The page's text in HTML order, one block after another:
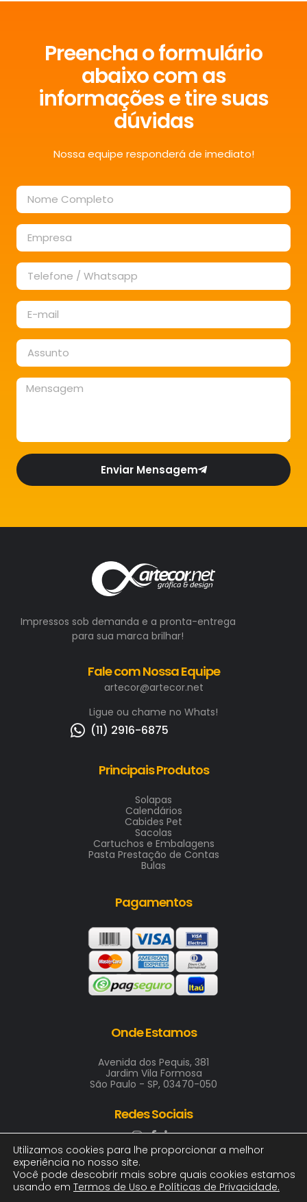
Preencha o formulário
abaixo com as
informações e tire suas
dúvidas
Nossa equipe responderá de imediato!
Enviar Mensagem
Impressos sob demanda e a pronta-entrega
para sua marca brilhar!
Fale com Nossa Equipe
artecor@artecor.net
Ligue ou chame no Whats!
(11) 2916-6875
Principais Produtos
Solapas
Calendários
Cabides Pet
Sacolas
Cartuchos e Embalagens
Pasta Prestação de Contas
Bulas
Pagamentos
Onde Estamos
Avenida dos Pequis, 381
Jardim Vila Formosa
São Paulo - SP, 03470-050
Redes Sociais
2025 © ARTE & COR INDUSTRIA GRAFICA LTDA
Utilizamos cookies para lhe proporcionar a melhor
experiência no nosso site.
Você pode descobrir mais sobre quais cookies estamos
usando em Termos de Uso e Políticas de Privacidade.